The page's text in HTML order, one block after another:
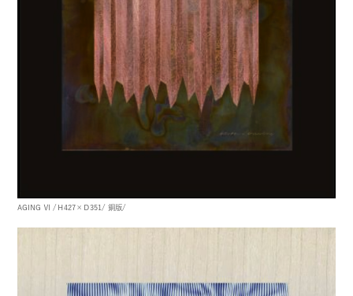
AGING Ⅵ /Ｈ427×Ｄ351/銅版/